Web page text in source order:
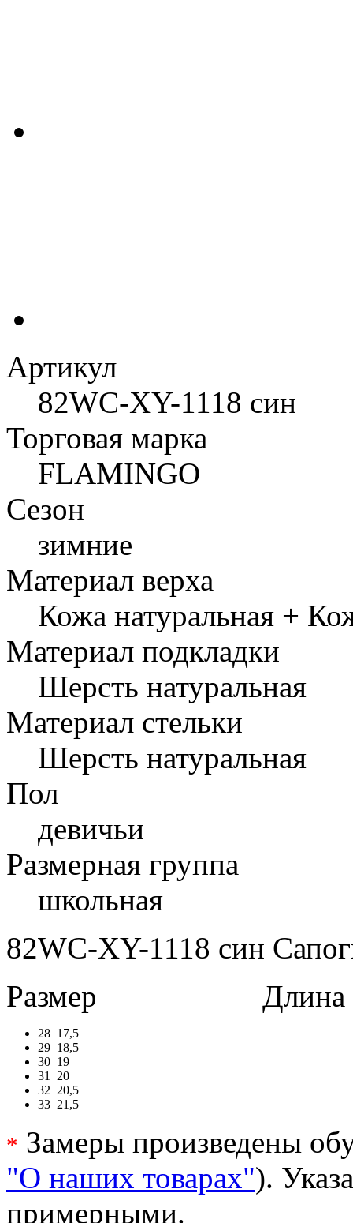
Артикул
82WC-XY-1118 син
Торговая марка
FLAMINGO
Сезон
зимние
Материал верха
Кожа натуральная +
Материал подкладки
Шерсть натуральная
Материал стельки
Шерсть натуральная
Пол
девичьи
Размерная группа
школьная
82WC-XY-1118 син
Размер
Длина в
28 17,5
29 18,5
30 19
31
20
32 20,5
33 21,5
* Замеры произведены
"О наших товарах").
примерными.